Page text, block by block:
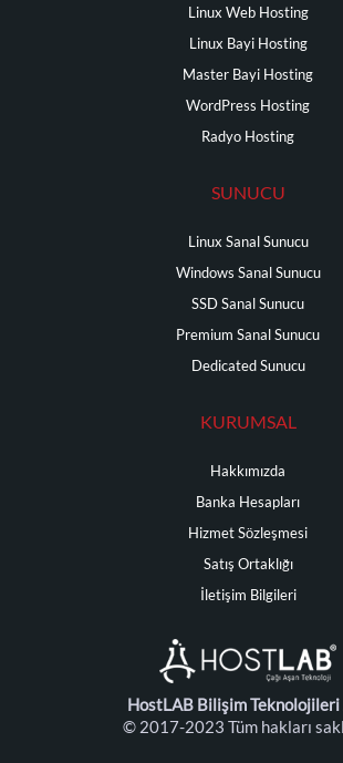
Linux Web Hosting
Linux Bayi Hosting
Master Bayi Hosting
WordPress Hosting
Radyo Hosting
SUNUCU
Linux Sanal Sunucu
Windows Sanal Sunucu
SSD Sanal Sunucu
Premium Sanal Sunucu
Dedicated Sunucu
KURUMSAL
Hakkımızda
Banka Hesapları
Hizmet Sözleşmesi
Satış Ortaklığı
İletişim Bilgileri
HostLAB Bilişim Teknolojileri
© 2017-2023 Tüm hakları